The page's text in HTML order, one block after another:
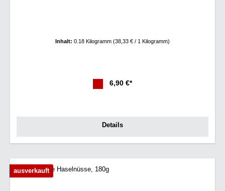
Inhalt: 0.18 Kilogramm (38,33 € / 1 Kilogramm)
6,90 €*
Details
ausverkauft